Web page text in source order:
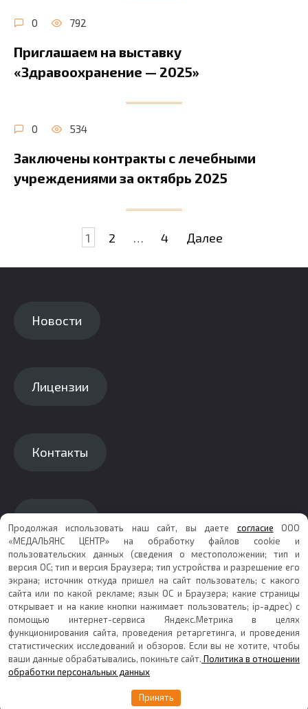
0 792
Приглашаем на выставку
«Здравоохранение — 2025»
0 534
Заключены контракты с лечебными
учреждениями за октябрь 2025
1 2 4 Далее
Новости
Лицензии
Контакты
Каталог
Карта сайта
© 2026 Копирование информации только с
разрешения правообладателя ООО МедАльянс Центр
Политика в отношении обработки персональных
Согласие на обработку персональных данных
Продолжая использовать наш сайт, вы даете согласие ООО
«МЕДАЛЬЯНС ЦЕНТР» на обработку файлов cookie и
пользовательских данных (сведения о местоположении; тип и
версия ОС; тип и версия Браузера; тип устройства и разрешение его
экрана; источник откуда пришел на сайт пользователь; с какого
сайта или по какой рекламе; язык ОС и Браузера; какие страницы
открывает и на какие кнопки нажимает пользователь; ip-адрес) с
помощью интернет-сервиса Яндекс.Метрика в целях
функционирования сайта, проведения ретаргетинга, и проведения
статистических исследований и обзоров. Если вы не хотите, чтобы
ваши данные обрабатывались, покиньте сайт. Политика в отношении
обработки персональных данных
Принять